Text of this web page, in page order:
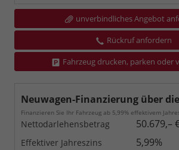
unverbindliches Angebot
Rückruf anfordern
Fahrzeug drucken, parken oder
Neuwagen-Finanzierung über
Finanzieren Sie Ihr Fahrzeug ab 5,99% effektivem
Nettodarlehensbetrag 50.679,–
Effektiver Jahreszins 5,99%